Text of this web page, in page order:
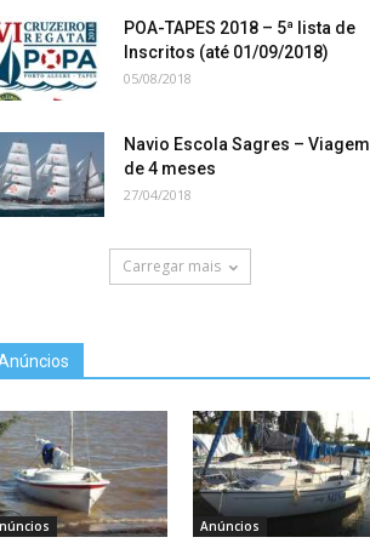
POA-TAPES 2018 – 5ª lista de
Inscritos (até 01/09/2018)
05/08/2018
Navio Escola Sagres – Viagem
de 4 meses
27/04/2018
Carregar mais
Anúncios